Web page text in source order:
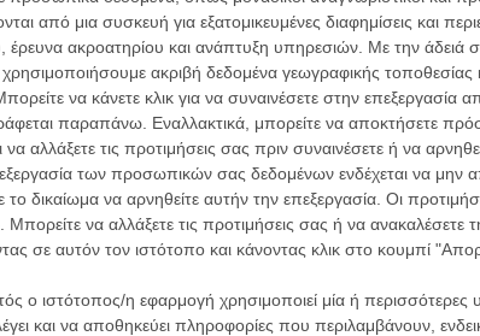
από μια συσκευή για εξατομικευμένες διαφημίσεις και
έρευνα ακροατηρίου και ανάπτυξη υπηρεσιών. Με την άδειά
χρησιμοποιήσουμε ακριβή δεδομένα γεωγραφικής τοποθεσίας
να κάνετε κλικ για να συναινέσετε στην επεξεργασία
παραπάνω. Εναλλακτικά, μπορείτε να αποκτήσετε
αλλάξετε τις προτιμήσεις σας πριν συναινέσετε ή να
των προσωπικών σας δεδομένων ενδέχεται να μην
δικαίωμα να αρνηθείτε αυτήν την επεξεργασία. Οι
Μπορείτε να αλλάξετε τις προτιμήσεις σας ή να ανακαλέσετε
σε αυτόν τον ιστότοπο και κάνοντας κλικ στο κουμπί
ο ιστότοπος/η εφαρμογή χρησιμοποιεί μία ή περισσότερες
και να αποθηκεύει πληροφορίες που περιλαμβάνουν,
Οι
Μπέλα Ταρ
A Place
Τζορτζ